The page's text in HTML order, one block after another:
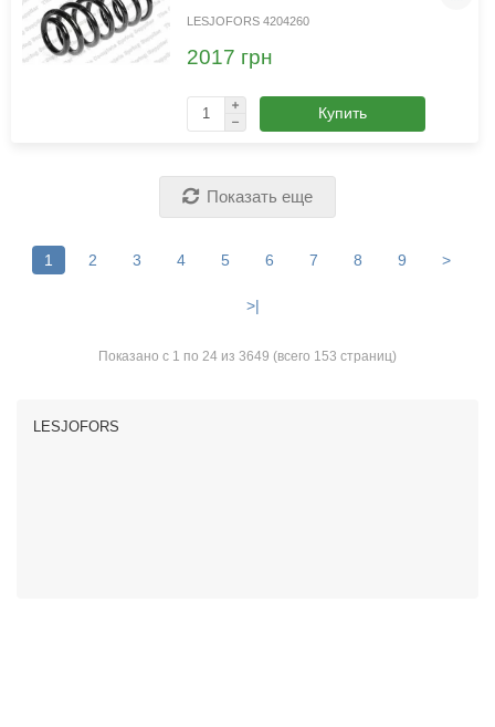
LESJOFORS 4204260
2017 грн
Купить
Показать еще
1 2 3 4 5 6 7 8 9 >
>|
Показано с 1 по 24 из 3649 (всего 153 страниц)
LESJOFORS